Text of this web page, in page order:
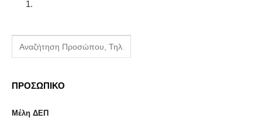
ΠΡΟΣΩΠΙΚΟ
Μέλη ΔΕΠ